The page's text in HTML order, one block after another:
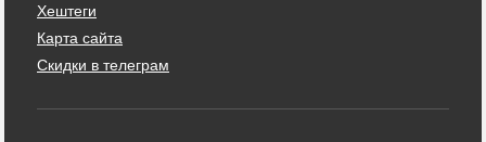
Хештеги
Карта сайта
Скидки в телеграм